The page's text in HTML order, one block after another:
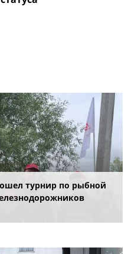
турнир по рыбной